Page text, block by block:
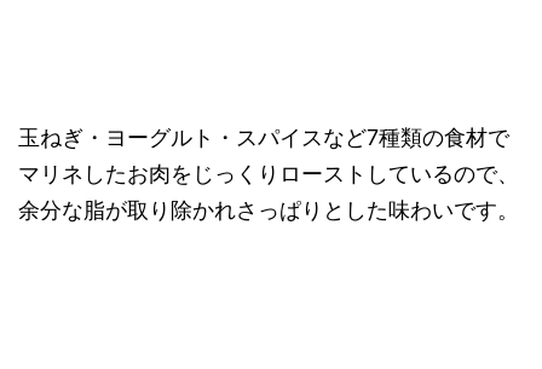
玉ねぎ・ヨーグルト・スパイスなど7種類の食材で
マリネしたお肉をじっくりローストしているので、
余分な脂が取り除かれさっぱりとした味わいです。